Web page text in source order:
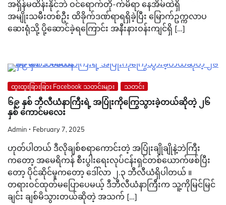
အရှိန်မထိန်းနိုင်ဘဲ ဝင်ရောက်တို-က်မိရာ နေအိမ်ထဲရှိ
အမျိုးသမီးတစ်ဦး ထိခိုက်ဒဏ်ရာရရှိခဲ့ပြီး မြောက်ဥက္ကလာပ
ဆေးရုံသို့ ပို့ဆောင်ခဲ့ရကြောင်း အနီးနားဝန်းကျင်ရှိ […]
ထူးထူးခြားခြား Facebook သတင်းများ သတင်း
၆၉ နှစ် ဘီလီယံနာကြီးရဲ့ အပြုံးကိုကြွေသွားခဲ့တယ်ဆိုတဲ့ ၂၆
နှစ် ကောင်မလေး
Admin February 7, 2025
ဟုတ်ပါတယ် ဒီလိုချစ်စရာကောင်းတဲ့ အပြုံးချိုချိုနဲ့ဘဲကြီး
ကတော့ အမေရိကန် စီးပွါးရေးလုပ်ငန်းရှင်တစ်ယောက်ဖစ်ပြီး
တော့ ပိုင်ဆိုင်မူကတော့ ဒေါ်လာ ၂.၃ ဘီလီယံရှိပါတယ် ။
တရားဝင်ထုတ်မပြောပေမယ့် ဒီဘီလီယံနာကြီးက သူ့ကိုမြင်မြင်
ချင်း ချစ်မိသွားတယ်ဆိုတဲ့ အသက် […]